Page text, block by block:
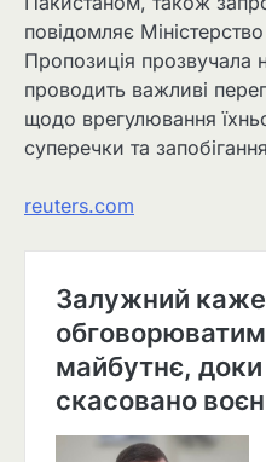
повідомляє
Пропозиція прозвучала
проводить важливі
щодо врегулювання
суперечки та
reuters.com